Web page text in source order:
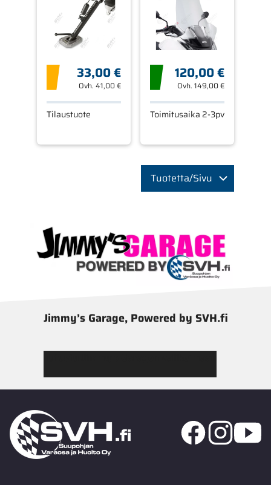
33,00 €
Ovh. 41,00 €
Tilaustuote
120,00 €
Ovh.149,00 €
Toimitusaika 2-3pv
Tuotetta/Sivu
Jimmy’s Garage, Powered by SVH.fi